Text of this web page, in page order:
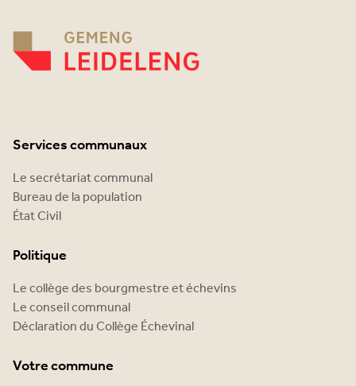
Services communaux
Le secrétariat communal
Bureau de la population
État Civil
Politique
Le collège des bourgmestre et échevins
Le conseil communal
Déclaration du Collège Échevinal
Votre commune